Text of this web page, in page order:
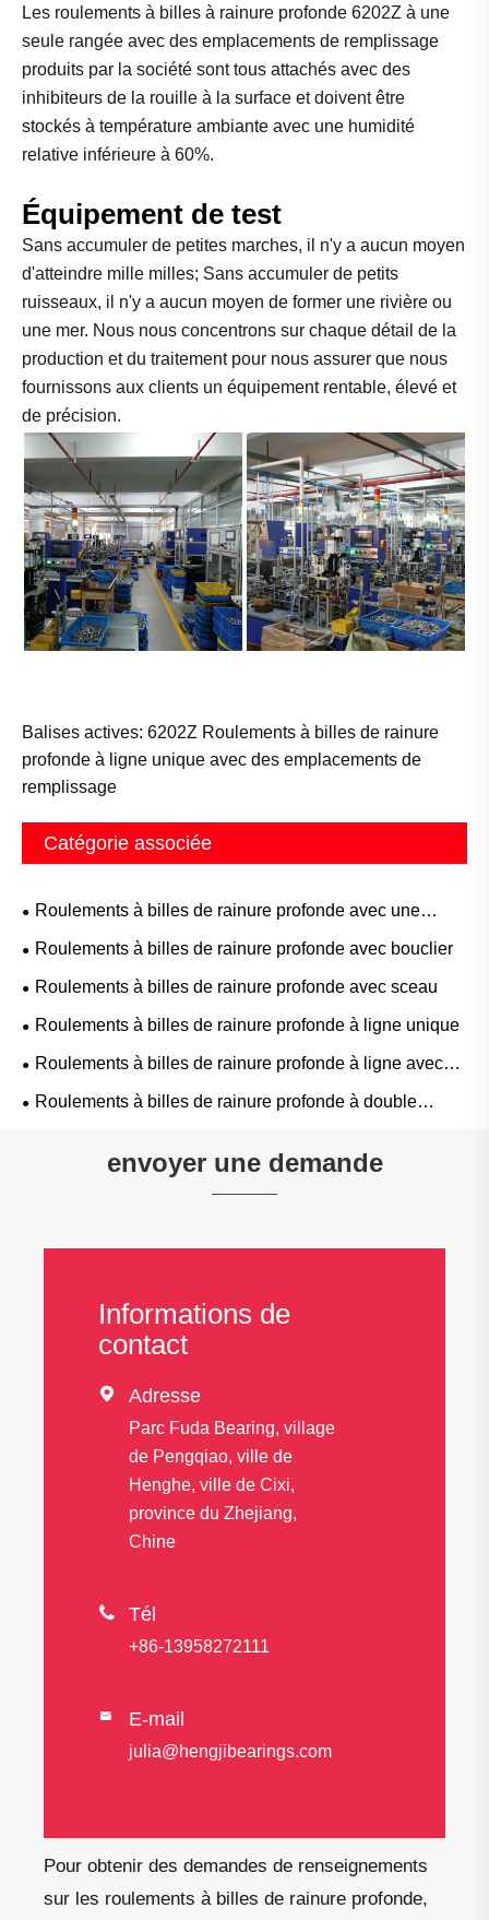
Les roulements à billes à rainure profonde 6202Z à une
seule rangée avec des emplacements de remplissage
produits par la société sont tous attachés avec des
inhibiteurs de la rouille à la surface et doivent être
stockés à température ambiante avec une humidité
relative inférieure à 60%.
Équipement de test
Sans accumuler de petites marches, il n'y a aucun moyen
d'atteindre mille milles; Sans accumuler de petits
ruisseaux, il n'y a aucun moyen de former une rivière ou
une mer. Nous nous concentrons sur chaque détail de la
production et du traitement pour nous assurer que nous
fournissons aux clients un équipement rentable, élevé et
de précision.
Balises actives: 6202Z Roulements à billes de rainure
profonde à ligne unique avec des emplacements de
remplissage
Catégorie associée
Roulements à billes de rainure profonde avec une
rainure à anneau
Roulements à billes de rainure profonde avec bouclier
Roulements à billes de rainure profonde avec sceau
Roulements à billes de rainure profonde à ligne unique
Roulements à billes de rainure profonde à ligne avec
des emplacements de remplissage
Roulements à billes de rainure profonde à double
envoyer une demande
Informations de
contact
 Adresse
Parc Fuda Bearing, village
de Pengqiao, ville de
Henghe, ville de Cixi,
province du Zhejiang,
Chine
 Tél
+86-13958272111
 E-mail
julia@hengjibearings.com
Pour obtenir des demandes de renseignements
sur les roulements à billes de rainure profonde,